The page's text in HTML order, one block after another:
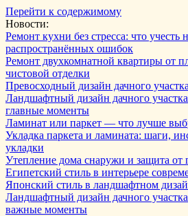
Перейти к содержимому
Новости:
Ремонт кухни без стресса: что учесть
распространённых ошибок
Ремонт двухкомнатной квартиры от
чистовой отделки
Превосходный дизайн дачного
Ландшафтный дизайн дачного
главные моменты
Ламинат или паркет — что лучше
Укладка паркета и ламината: шаги,
укладки
Утепление дома снаружи и защита от
Египетский стиль в интерьере
Японский стиль в ландшафтном
Ландшафтный дизайн дачного
важные моменты